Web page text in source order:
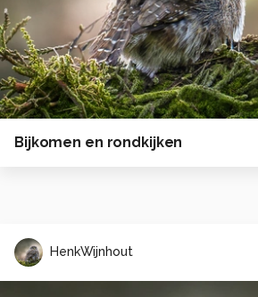
Bijkomen en rondkijken
HenkWijnhout